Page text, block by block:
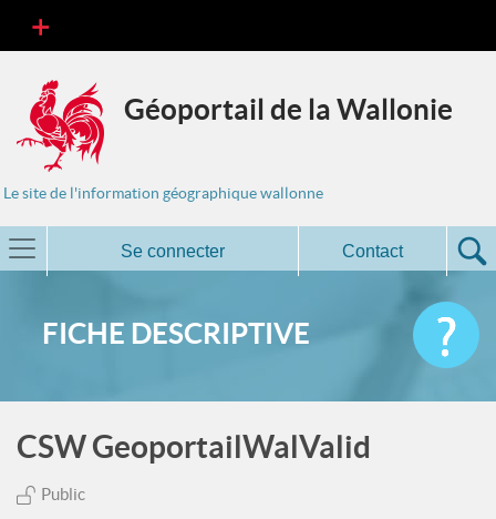
Géoportail de la Wallonie
Le site de l'information géographique wallonne
Se connecter Contact
FICHE DESCRIPTIVE
CSW GeoportailWalValid
Public